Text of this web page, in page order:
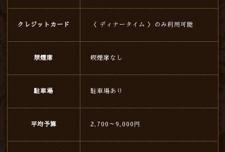
クレジットカード 〈 ディナータイム 〉のみ利用可能
禁煙席 喫煙席なし
駐車場 駐車場あり
平均予算 2,700～9,000円